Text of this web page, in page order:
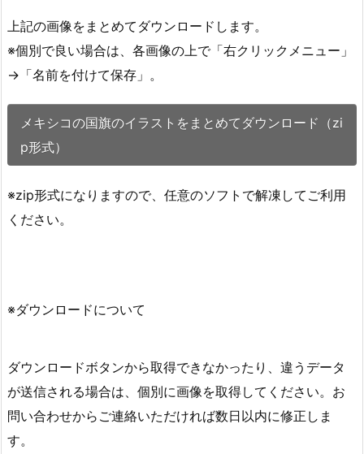
上記の画像をまとめてダウンロードします。
※個別で良い場合は、各画像の上で「右クリックメニュー」
→「名前を付けて保存」。
メキシコの国旗のイラストをまとめてダウンロード（zi
p形式）
※zip形式になりますので、任意のソフトで解凍してご利用
ください。
※ダウンロードについて
ダウンロードボタンから取得できなかったり、違うデータ
が送信される場合は、個別に画像を取得してください。お
問い合わせからご連絡いただければ数日以内に修正しま
す。